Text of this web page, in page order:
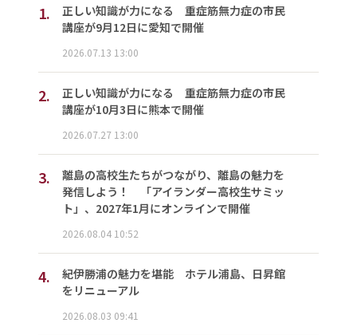
1.
正しい知識が力になる 重症筋無力症の市民
講座が9月12日に愛知で開催
2026.07.13 13:00
2.
正しい知識が力になる 重症筋無力症の市民
講座が10月3日に熊本で開催
2026.07.27 13:00
3.
離島の高校生たちがつながり、離島の魅力を
発信しよう！ 「アイランダー高校生サミッ
ト」、2027年1月にオンラインで開催
2026.08.04 10:52
4.
紀伊勝浦の魅力を堪能 ホテル浦島、日昇館
をリニューアル
2026.08.03 09:41